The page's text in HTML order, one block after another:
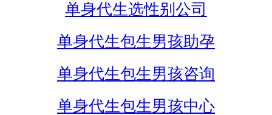
单身代生选性别公司
单身代生包生男孩助孕
单身代生包生男孩咨询
单身代生包生男孩中心